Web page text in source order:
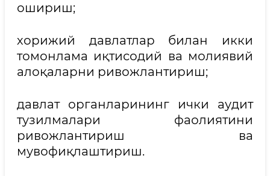
ошириш;
хорижий давлатлар билан икки
томонлама иқтисодий ва молиявий
алоқаларни ривожлантириш;
давлат органларининг ички аудит
тузилмалари фаолиятини
ривожлантириш ва
мувофиқлаштириш.